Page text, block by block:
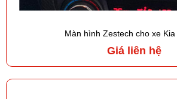
Màn hình Zestech cho xe
Giá liên hệ